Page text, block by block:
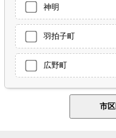
神明
羽拍子町
広野町